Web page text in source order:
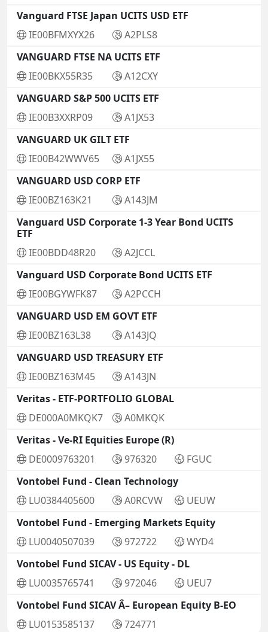
Vanguard FTSE Japan UCITS USD ETF
IE00BFMXYX26
A2PLS8
VANGUARD FTSE NA UCITS ETF
IE00BKX55R35
A12CXY
VANGUARD S&P 500 UCITS ETF
IE00B3XXRP09
A1JX53
VANGUARD UK GILT ETF
IE00B42WWV65
A1JX55
VANGUARD USD CORP ETF
IE00BZ163K21
A143JM
Vanguard USD Corporate 1-3 Year Bond UCITS
ETF
IE00BDD48R20
A2JCCL
Vanguard USD Corporate Bond UCITS ETF
IE00BGYWFK87
A2PCCH
VANGUARD USD EM GOVT ETF
IE00BZ163L38
A143JQ
VANGUARD USD TREASURY ETF
IE00BZ163M45
A143JN
Veritas - ETF-PORTFOLIO GLOBAL
DE000A0MKQK7
A0MKQK
Veritas - Ve-RI Equities Europe (R)
DE0009763201
976320
FGUC
Vontobel Fund - Clean Technology
LU0384405600
A0RCVW
UEUW
Vontobel Fund - Emerging Markets Equity
LU0040507039
972722
WYD4
Vontobel Fund SICAV - US Equity - DL
LU0035765741
972046
UEU7
Vontobel Fund SICAV Â– European Equity B-EO
LU0153585137
724771